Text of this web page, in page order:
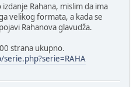
Rahana, mislim da ima
velikog formata, a kada se
Rahanova glavudža.
strana ukupno.